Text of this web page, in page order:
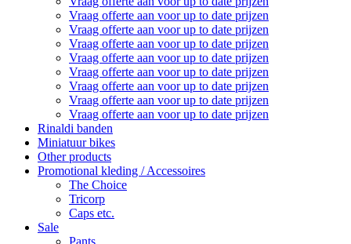
Vraag offerte aan voor up to date prijzen
Vraag offerte aan voor up to date prijzen
Vraag offerte aan voor up to date prijzen
Vraag offerte aan voor up to date prijzen
Vraag offerte aan voor up to date prijzen
Vraag offerte aan voor up to date prijzen
Vraag offerte aan voor up to date prijzen
Vraag offerte aan voor up to date prijzen
Rinaldi banden
Miniatuur bikes
Other products
Promotional kleding / Accessoires
The Choice
Tricorp
Caps etc.
Sale